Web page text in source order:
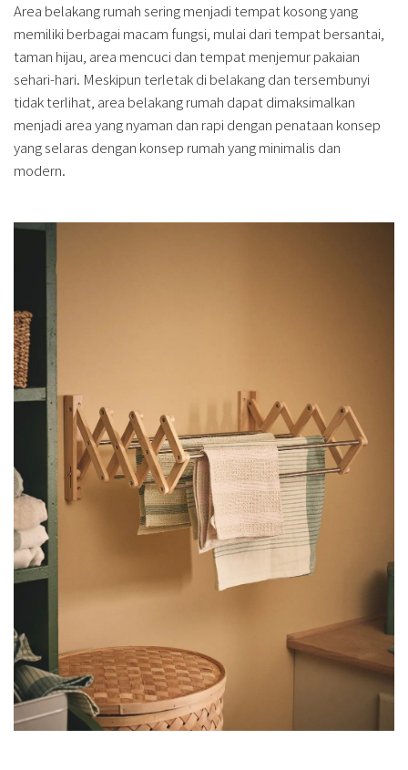
Area belakang rumah sering menjadi tempat kosong yang
memiliki berbagai macam fungsi, mulai dari tempat bersantai,
taman hijau, area mencuci dan tempat menjemur pakaian
sehari-hari. Meskipun terletak di belakang dan tersembunyi
tidak terlihat, area belakang rumah dapat dimaksimalkan
menjadi area yang nyaman dan rapi dengan penataan konsep
yang selaras dengan konsep rumah yang minimalis dan
modern.